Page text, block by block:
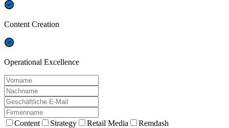
Content Creation
Operational Excellence
Content Strategy Retail Media Remdash